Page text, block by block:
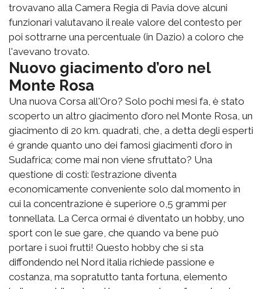
trovavano alla Camera Regia di Pavia dove alcuni
funzionari valutavano il reale valore del contesto per
poi sottrarne una percentuale (in Dazio) a coloro che
l'avevano trovato.
Nuovo giacimento d’oro nel
Monte Rosa
Una nuova Corsa all'Oro? Solo pochi mesi fa, è stato
scoperto un altro giacimento d’oro nel Monte Rosa, un
giacimento di 20 km. quadrati, che, a detta degli esperti
é grande quanto uno dei famosi giacimenti d’oro in
Sudafrica; come mai non viene sfruttato? Una
questione di costi: l’estrazione diventa
economicamente conveniente solo dal momento in
cui la concentrazione è superiore 0,5 grammi per
tonnellata. La Cerca ormai é diventato un hobby, uno
sport con le sue gare, che quando va bene può
portare i suoi frutti! Questo hobby che si sta
diffondendo nel Nord italia richiede passione e
costanza, ma sopratutto tanta fortuna, elemento